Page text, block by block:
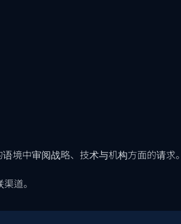
境中审阅战略、技术与机构方面的请求。
道。